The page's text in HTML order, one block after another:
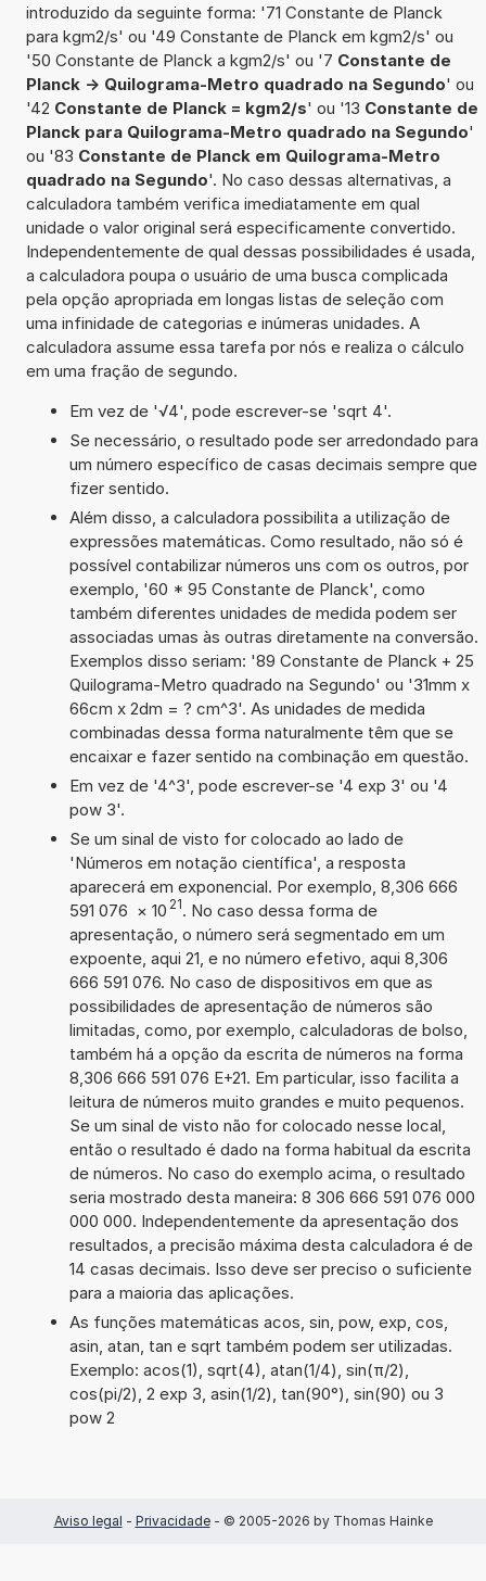
introduzido da seguinte forma: '71 Constante de Planck
para kgm2/s' ou '49 Constante de Planck em kgm2/s' ou
'50 Constante de Planck a kgm2/s' ou '7 Constante de
Planck -> Quilograma-Metro quadrado na Segundo' ou
'42 Constante de Planck = kgm2/s' ou '13 Constante de
Planck para Quilograma-Metro quadrado na Segundo'
ou '83 Constante de Planck em Quilograma-Metro
quadrado na Segundo'. No caso dessas alternativas, a
calculadora também verifica imediatamente em qual
unidade o valor original será especificamente convertido.
Independentemente de qual dessas possibilidades é usada,
a calculadora poupa o usuário de uma busca complicada
pela opção apropriada em longas listas de seleção com
uma infinidade de categorias e inúmeras unidades. A
calculadora assume essa tarefa por nós e realiza o cálculo
em uma fração de segundo.
Em vez de '√4', pode escrever-se 'sqrt 4'.
Se necessário, o resultado pode ser arredondado para
um número específico de casas decimais sempre que
fizer sentido.
Além disso, a calculadora possibilita a utilização de
expressões matemáticas. Como resultado, não só é
possível contabilizar números uns com os outros, por
exemplo, '60 * 95 Constante de Planck', como
também diferentes unidades de medida podem ser
associadas umas às outras diretamente na conversão.
Exemplos disso seriam: '89 Constante de Planck + 25
Quilograma-Metro quadrado na Segundo' ou '31mm x
66cm x 2dm = ? cm^3'. As unidades de medida
combinadas dessa forma naturalmente têm que se
encaixar e fazer sentido na combinação em questão.
Em vez de '4^3', pode escrever-se '4 exp 3' ou '4
pow 3'.
Se um sinal de visto for colocado ao lado de
'Números em notação científica', a resposta
aparecerá em exponencial. Por exemplo, 8,306 666
591 076 × 10 21. No caso dessa forma de
apresentação, o número será segmentado em um
expoente, aqui 21, e no número efetivo, aqui 8,306
666 591 076. No caso de dispositivos em que as
possibilidades de apresentação de números são
limitadas, como, por exemplo, calculadoras de bolso,
também há a opção da escrita de números na forma
8,306 666 591 076 E+21. Em particular, isso facilita a
leitura de números muito grandes e muito pequenos.
Se um sinal de visto não for colocado nesse local,
então o resultado é dado na forma habitual da escrita
de números. No caso do exemplo acima, o resultado
seria mostrado desta maneira: 8 306 666 591 076 000
000 000. Independentemente da apresentação dos
resultados, a precisão máxima desta calculadora é de
14 casas decimais. Isso deve ser preciso o suficiente
para a maioria das aplicações.
As funções matemáticas acos, sin, pow, exp, cos,
asin, atan, tan e sqrt também podem ser utilizadas.
Exemplo: acos(1), sqrt(4), atan(1/4), sin(π/2),
cos(pi/2), 2 exp 3, asin(1/2), tan(90°), sin(90) ou 3
pow 2
Aviso legal - Privacidade- © 2005-2026 by Thomas Hainke